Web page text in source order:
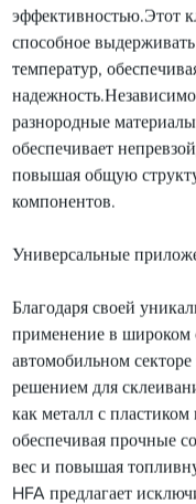
эффективностью.Этот
способное
температур,
разнородные
обеспечивает
повышая общую
компонентов.
Универсальные
Благодаря своей
применение в широком
автомобильном
решением для
как металл с
обеспечивая прочные
вес и повышая
HFA предлагает